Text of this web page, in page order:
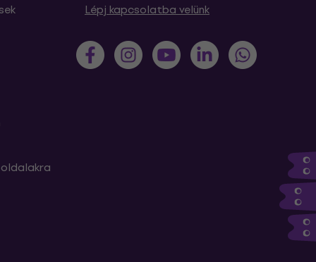
Lépj kapcsolatba velünk